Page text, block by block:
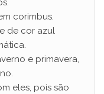
corimbus.
de cor azul
e primavera,
eles, pois são